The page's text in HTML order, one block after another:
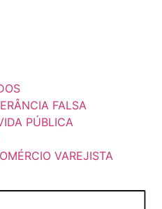
FALSA
PÚBLICA
VAREJISTA